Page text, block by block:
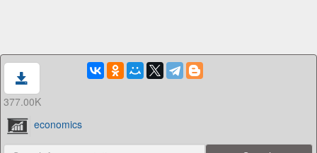
377.00K
economics